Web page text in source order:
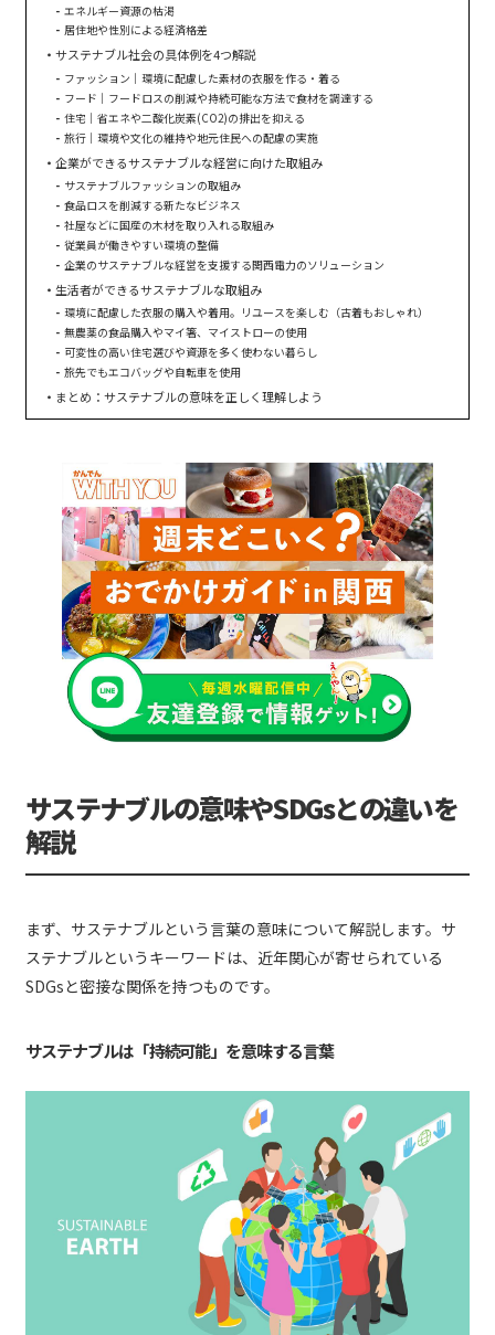
エネルギー資源の枯渇
居住地や性別による経済格差
サステナブル社会の具体例を4つ解説
ファッション｜環境に配慮した素材の衣服を作る・着る
フード｜フードロスの削減や持続可能な方法で食材を調達する
住宅｜省エネや二酸化炭素(CO2)の排出を抑える
旅行｜環境や文化の維持や地元住民への配慮の実施
企業ができるサステナブルな経営に向けた取組み
サステナブルファッションの取組み
食品ロスを削減する新たなビジネス
社屋などに国産の木材を取り入れる取組み
従業員が働きやすい環境の整備
企業のサステナブルな経営を支援する関西電力のソリューション
生活者ができるサステナブルな取組み
環境に配慮した衣服の購入や着用。リユースを楽しむ（古着もおしゃれ）
無農薬の食品購入やマイ箸、マイストローの使用
可変性の高い住宅選びや資源を多く使わない暮らし
旅先でもエコバッグや自転車を使用
まとめ：サステナブルの意味を正しく理解しよう
サステナブルの意味やSDGsとの違いを
解説
まず、サステナブルという言葉の意味について解説します。サ
ステナブルというキーワードは、近年関心が寄せられている
SDGsと密接な関係を持つものです。
サステナブルは「持続可能」を意味する言葉